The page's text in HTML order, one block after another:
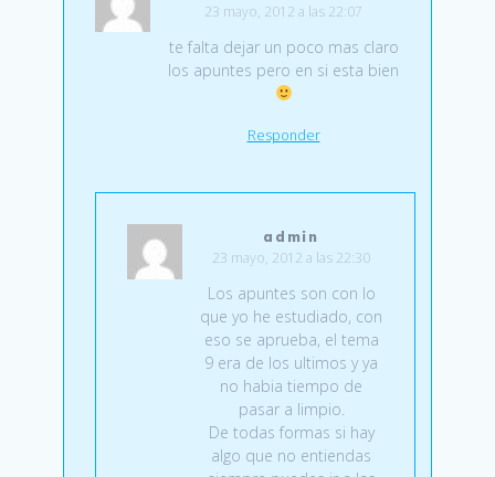
23 mayo, 2012 a las 22:07
te falta dejar un poco mas claro
los apuntes pero en si esta bien
Responder
admin
23 mayo, 2012 a las 22:30
Los apuntes son con lo
que yo he estudiado, con
eso se aprueba, el tema
9 era de los ultimos y ya
no habia tiempo de
pasar a limpio.
De todas formas si hay
algo que no entiendas